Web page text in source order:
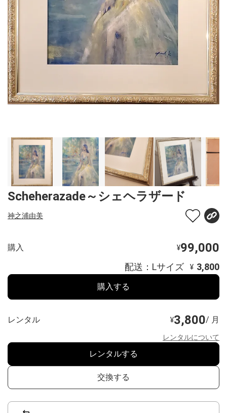
Scheherazade～シェヘラザード
神之浦由美
購入 ¥99,000
配送：Lサイズ ¥ 3,800
購入する
レンタル ¥3,800/ 月
レンタルについて
レンタルする
交換する